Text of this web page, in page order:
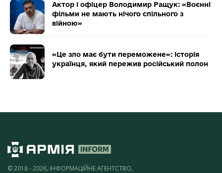
Актор і офіцер Володимир Ращук: «Воєнні
фільми не мають нічого спільного з
війною»
«Це зло має бути переможене»: історія
українця, який пережив російський полон
© 2018 - 2026, ІНФОРМАЦІЙНЕ АГЕНТСТВО,